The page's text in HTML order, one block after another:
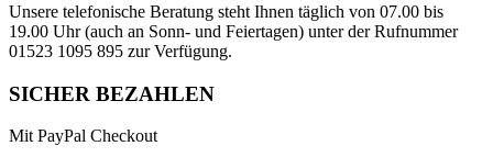
Unsere telefonische Beratung steht Ihnen täglich von 07.00 bis
19.00 Uhr (auch an Sonn- und Feiertagen) unter der Rufnummer
01523 1095 895 zur Verfügung.
SICHER BEZAHLEN
Mit PayPal Checkout